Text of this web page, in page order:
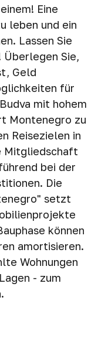
Eine
leben und ein
Lassen Sie
Sie,
Geld
für
mit hohem
Montenegro zu
Reisezielen in
Mitgliedschaft
bei der
Die
setzt
können
amortisieren.
Wohnungen
- zum